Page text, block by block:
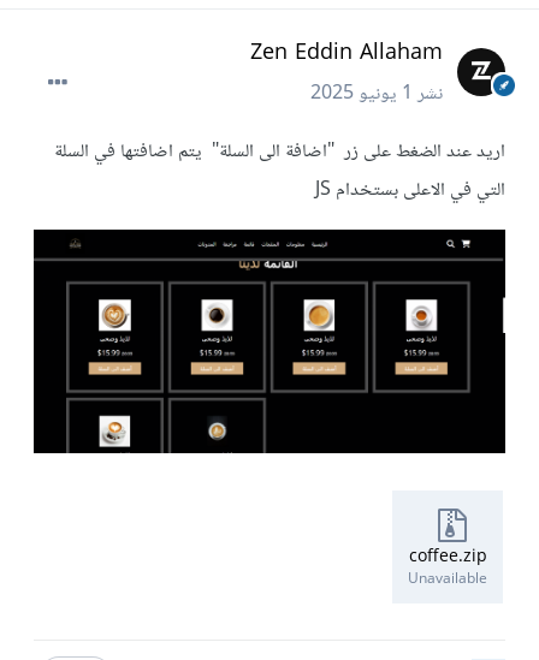
Zen Eddin Allaham
نشر1 يونيو 2025
اريد عند الضغط على زر "اضافة الى السلة" يتم اضافتها في السلة
التي في الاعلى بستخدام JS
coffee.zip
Unavailable